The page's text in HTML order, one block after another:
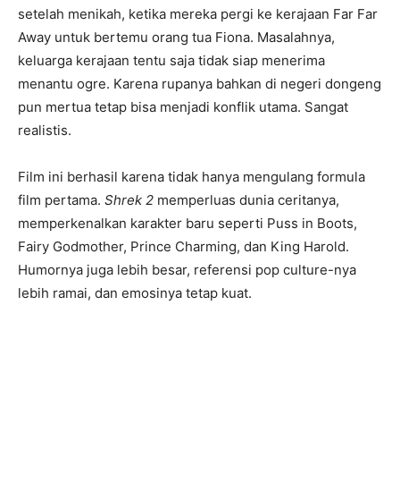
setelah menikah, ketika mereka pergi ke kerajaan Far Far
Away untuk bertemu orang tua Fiona. Masalahnya,
keluarga kerajaan tentu saja tidak siap menerima
menantu ogre. Karena rupanya bahkan di negeri dongeng
pun mertua tetap bisa menjadi konflik utama. Sangat
realistis.
Film ini berhasil karena tidak hanya mengulang formula
film pertama. Shrek 2 memperluas dunia ceritanya,
memperkenalkan karakter baru seperti Puss in Boots,
Fairy Godmother, Prince Charming, dan King Harold.
Humornya juga lebih besar, referensi pop culture-nya
lebih ramai, dan emosinya tetap kuat.